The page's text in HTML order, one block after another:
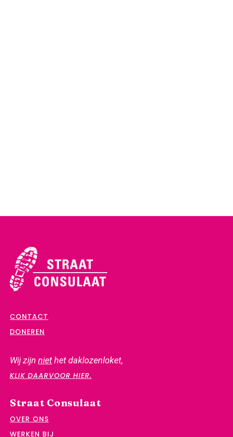
CONTACT
DONEREN
Wij zijn niethet daklozenloket,
KLIK DAARVOOR HIER.
Straat Consulaat
OVER ONS
WERKEN BIJ